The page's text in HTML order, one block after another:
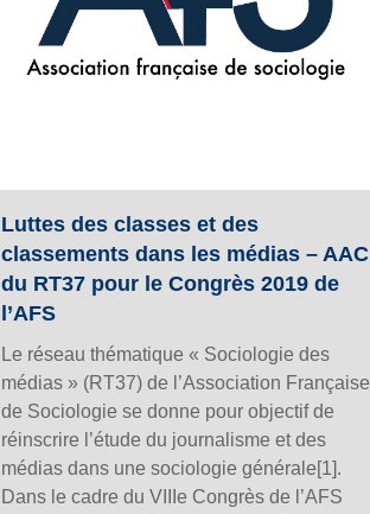
Luttes des classes et des
classements dans les médias – AAC
du RT37 pour le Congrès 2019 de
l’AFS
Le réseau thématique « Sociologie des
médias » (RT37) de l’Association Française
de Sociologie se donne pour objectif de
réinscrire l’étude du journalisme et des
médias dans une sociologie générale[1].
Dans le cadre du VIIIe Congrès de l’AFS